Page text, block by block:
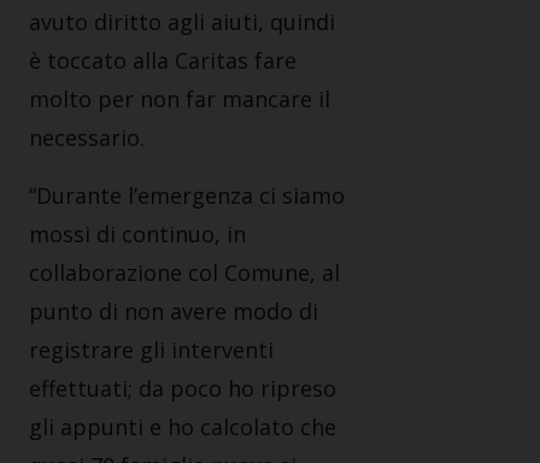
avuto diritto agli aiuti, quindi
è toccato alla Caritas fare
molto per non far mancare il
necessario.
“Durante l’emergenza ci siamo
mossi di continuo, in
collaborazione col Comune, al
punto di non avere modo di
registrare gli interventi
effettuati; da poco ho ripreso
gli appunti e ho calcolato che